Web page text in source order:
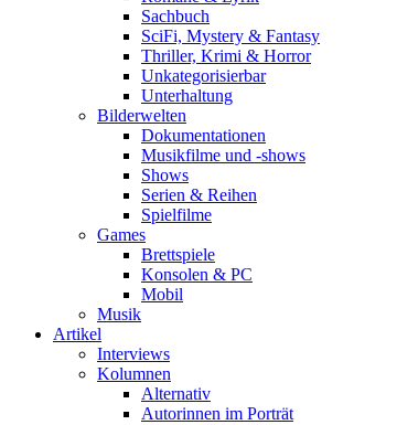
Sachbuch
SciFi, Mystery & Fantasy
Thriller, Krimi & Horror
Unkategorisierbar
Unterhaltung
Bilderwelten
Dokumentationen
Musikfilme und -shows
Shows
Serien & Reihen
Spielfilme
Games
Brettspiele
Konsolen & PC
Mobil
Musik
Artikel
Interviews
Kolumnen
Alternativ
Autorinnen im Porträt